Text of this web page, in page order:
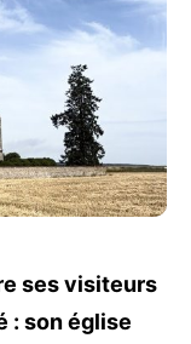
ses visiteurs
: son église